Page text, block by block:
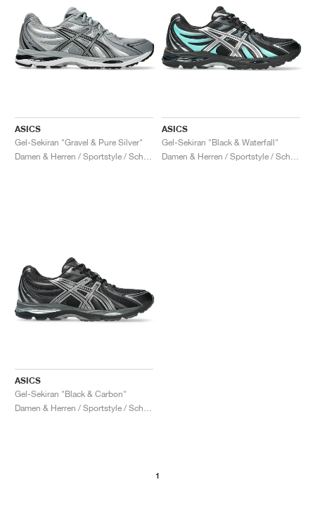
ASICS
Gel-Sekiran "Gravel & Pure Silver"
ASICS
Gel-Sekiran "Black & Waterfall"
ASICS
Gel-Sekiran "Black & Carbon"
1